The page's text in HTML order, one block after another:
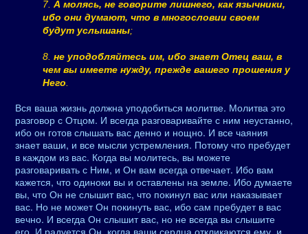
7. А молясь, не говорите лишнего, как язычники,
ибо они думают, что в многословии своем
будут услышаны;
8. не уподобляйтесь им, ибо знает Отец ваш, в
чем вы имеете нужду, прежде вашего прошения у
Него
Вся ваша жизнь должна уподобиться молитве. Молитва это
разговор с Отцом. И всегда разговаривайте с ним неустанно,
ибо он готов слышать вас денно и нощно. И все чаяния
знает ваши, и все мысли устремления. Потому что пребудет
в каждом из вас. Когда вы молитесь, вы можете
разговаривать с Ним, и Он вам всегда отвечает. Ибо вам
кажется, что одиноки вы и оставлены на земле. Ибо думаете
вы, что Он не слышит вас, что покинул вас или наказывает
вас. Но не может Он покинуть вас, ибо сам пребудет в вас
вечно. И всегда Он слышит вас, но не всегда вы слышите
его. И радуется Он, когда ваши сердца откликаются ему, и